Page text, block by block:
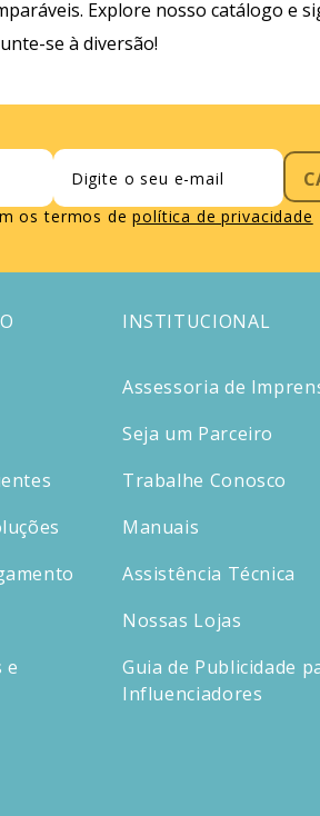
Explore nosso catálogo e
se à diversão!
os termos de política de privacidade
e
INSTITUCIONAL
Assessoria de
Seja um Parceiro
Trabalhe Conosco
Manuais
Assistência Técnica
Nossas Lojas
Guia de Publicidade
Influenciadores